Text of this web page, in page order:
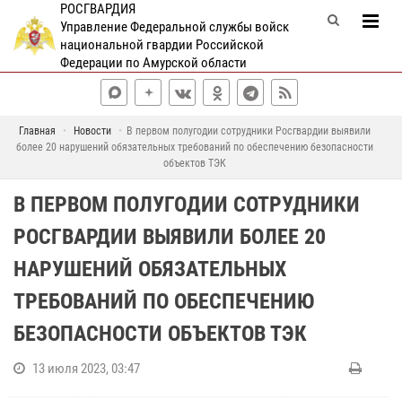
РОСГВАРДИЯ
Управление Федеральной службы войск
национальной гвардии Российской
Федерации по Амурской области
Главная Новости
В первом полугодии сотрудники Росгвардии выявили
более 20 нарушений обязательных требований по обеспечению безопасности
объектов ТЭК
В ПЕРВОМ ПОЛУГОДИИ СОТРУДНИКИ
РОСГВАРДИИ ВЫЯВИЛИ БОЛЕЕ 20
НАРУШЕНИЙ ОБЯЗАТЕЛЬНЫХ
ТРЕБОВАНИЙ ПО ОБЕСПЕЧЕНИЮ
БЕЗОПАСНОСТИ ОБЪЕКТОВ ТЭК
13 июля 2023, 03:47